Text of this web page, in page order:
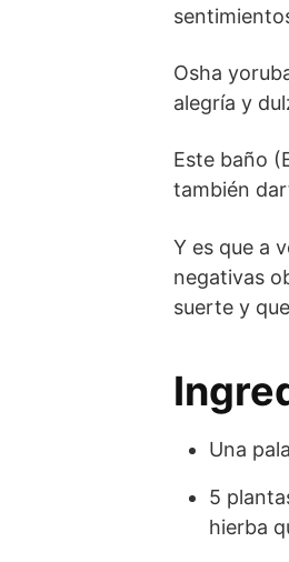
Osha
alegría y
Este baño
también
Y es que a
negativas
suerte y
Una
5
hierba